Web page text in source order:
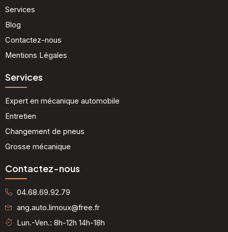
Services
Blog
Contactez-nous
Mentions Légales
Services
Expert en mécanique automobile
Entretien
Changement de pneus
Grosse mécanique
Contactez-nous
04.68.69.92.79
ang.auto.limoux@free.fr
Lun.-Ven.: 8h-12h 14h-18h